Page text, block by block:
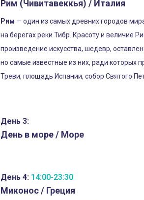
Рим (Чивитавеккья) / Италия
Рим — один из самых древних городов
на берегах реки Тибр. Красоту и величие
произведение искусства, шедевр,
но самые известные из них, ради которых
Треви, площадь Испании, собор Святого
День 3:
День в море / Море
День 4: 14:00-23:30
Миконос / Греция